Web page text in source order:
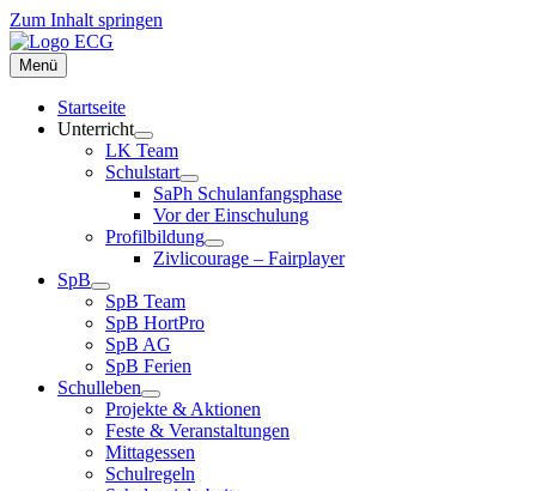
Zum Inhalt springen
Menü
Startseite
Unterricht
LK Team
Schulstart
SaPh Schulanfangsphase
Vor der Einschulung
Profilbildung
Zivlicourage – Fairplayer
SpB
SpB Team
SpB HortPro
SpB AG
SpB Ferien
Schulleben
Projekte & Aktionen
Feste & Veranstaltungen
Mittagessen
Schulregeln